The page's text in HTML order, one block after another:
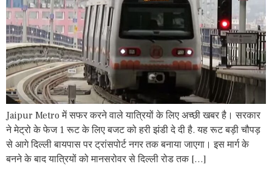
Jaipur Metro में सफर करने वाले यात्रियों के लिए अच्छी खबर है। सरकार
ने मेट्रो के फेज 1 रूट के लिए बजट को हरी झंडी दे दी है. यह रूट बड़ी चौपड़
से आगे दिल्ली बायपास पर ट्रांसपोर्ट नगर तक बनाया जाएगा। इस मार्ग के
बनने के बाद यात्रियों को मानसरोवर से दिल्ली रोड तक […]